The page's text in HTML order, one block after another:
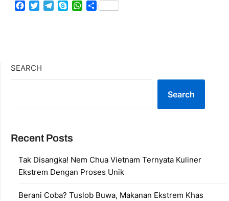
Facebook
TwitterTelegram
SkypeWhatsApp
Share
SEARCH
Search
Recent Posts
Tak Disangka! Nem Chua Vietnam Ternyata Kuliner
Ekstrem Dengan Proses Unik
Berani Coba? Tuslob Buwa, Makanan Ekstrem Khas